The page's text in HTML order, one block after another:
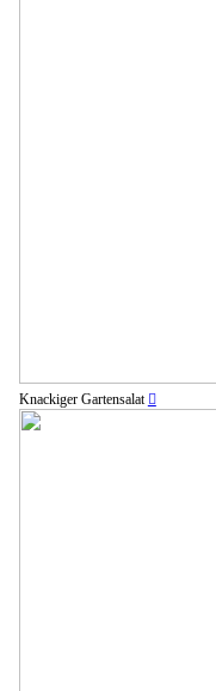
Knackiger Gartensalat ︎︎︎